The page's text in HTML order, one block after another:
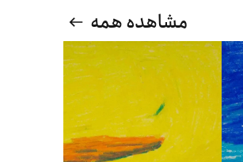
مشاهده همه